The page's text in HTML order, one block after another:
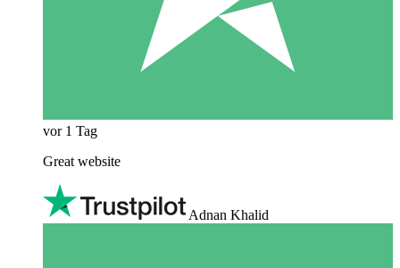
vor 1 Tag
Great website
Adnan Khalid